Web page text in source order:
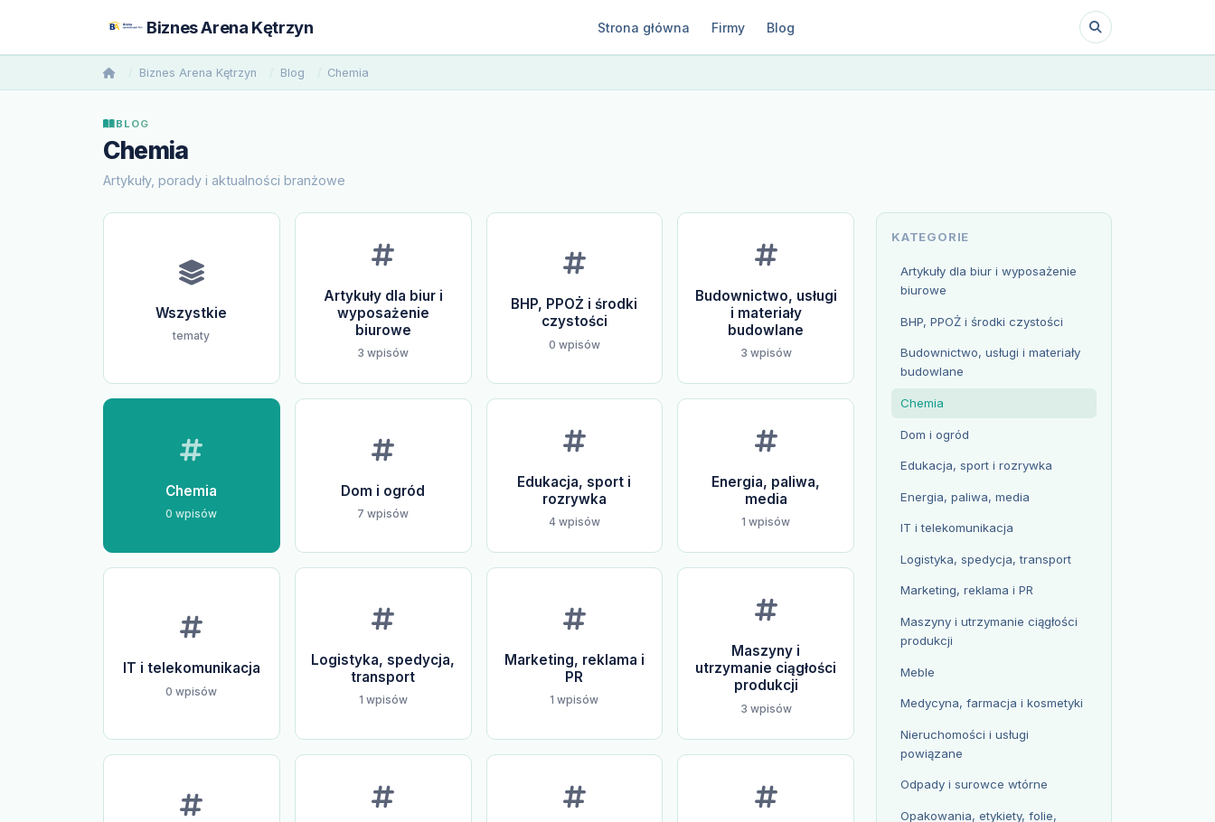
Biznes Arena Kętrzyn Strona główna Firmy Blog
Biznes Arena Kętrzyn Blog Chemia
BLOG
Chemia
Artykuły, porady i aktualności branżowe
Wszystkie
tematy
Artykuły dla biur i
wyposażenie
biurowe
3 wpisów
BHP, PPOŻ i środki
czystości
0 wpisów
Budownictwo, usługi
i materiały
budowlane
3 wpisów
Chemia
0 wpisów
Dom i ogród
7 wpisów
Edukacja, sport i
rozrywka
4 wpisów
Energia, paliwa,
media
1 wpisów
IT i telekomunikacja
0 wpisów
Logistyka, spedycja,
transport
1 wpisów
Marketing, reklama i
PR
1 wpisów
Maszyny i
utrzymanie ciągłości
produkcji
3 wpisów
KATEGORIE
Artykuły dla biur i wyposażenie
biurowe
BHP, PPOŻ i środki czystości
Budownictwo, usługi i materiały
budowlane
Chemia
Dom i ogród
Edukacja, sport i rozrywka
Energia, paliwa, media
IT i telekomunikacja
Logistyka, spedycja, transport
Marketing, reklama i PR
Maszyny i utrzymanie ciągłości
produkcji
Meble
Medycyna, farmacja i kosmetyki
Nieruchomości i usługi
powiązane
Odpady i surowce wtórne
Opakowania, etykiety, folie,